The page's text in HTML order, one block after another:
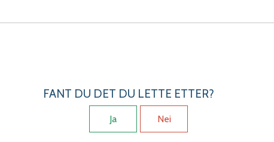
FANT DU DET DU LETTE ETTER?
Ja Nei